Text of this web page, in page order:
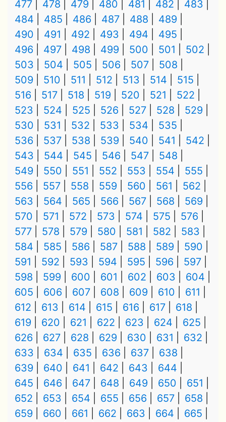
477 478 479 480 481 482
483
484
485 486 487 488
489
490
491 492 493 494
495
496
497 498 499 500 501
502
503
504 505 506 507
508
509
510 511 512 513 514
515
516
517 518 519 520 521
522
523
524 525 526 527 528
529
530
531 532 533 534
535
536
537 538 539 540 541
542
543
544 545 546 547
548
549
550 551 552 553 554
555
556
557 558 559 560 561
562
563
564 565 566 567 568
569
570
571 572 573 574 575
576
577
578 579 580 581 582
583
584
585 586 587 588 589
590
591
592 593 594 595 596
597
598
599 600 601 602 603
604
605
606 607 608 609 610
611
612
613 614 615 616 617
618
619
620 621 622 623 624
625
626
627 628 629 630 631
632
633
634 635 636 637
638
639
640 641 642 643
644
645
646 647 648 649 650
651
652
653 654 655 656 657
658
659
660 661 662 663 664
665